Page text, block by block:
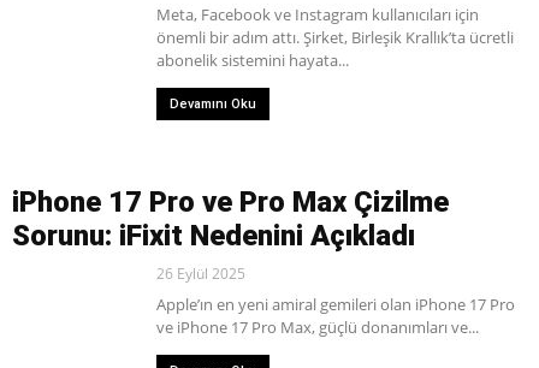
Meta, Facebook ve Instagram kullanıcıları için
önemli bir adım attı. Şirket, Birleşik Krallık’ta ücretli
abonelik sistemini hayata...
Devamını Oku
iPhone 17 Pro ve Pro Max Çizilme
Sorunu: iFixit Nedenini Açıkladı
26 Eylül 2025
Apple’ın en yeni amiral gemileri olan iPhone 17 Pro
ve iPhone 17 Pro Max, güçlü donanımları ve...